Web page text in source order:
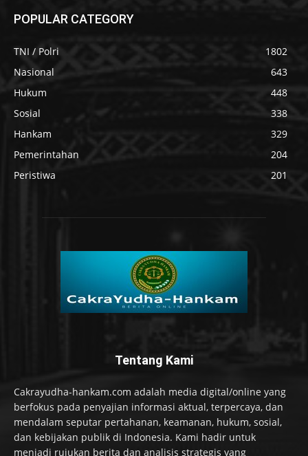
POPULAR CATEGORY
TNI / Polri
1802
Nasional
643
Hukum
448
Sosial
338
Hankam
329
Pemerintahan
204
Peristiwa
201
Tentang Kami
Cakrayudha-hankam.com adalah media digital/online yang
berfokus pada penyajian informasi aktual, terpercaya, dan
mendalam seputar pertahanan, keamanan, hukum, sosial,
dan kebijakan publik di Indonesia. Kami hadir untuk
menjadi rujukan berita dan analisis strategis yang